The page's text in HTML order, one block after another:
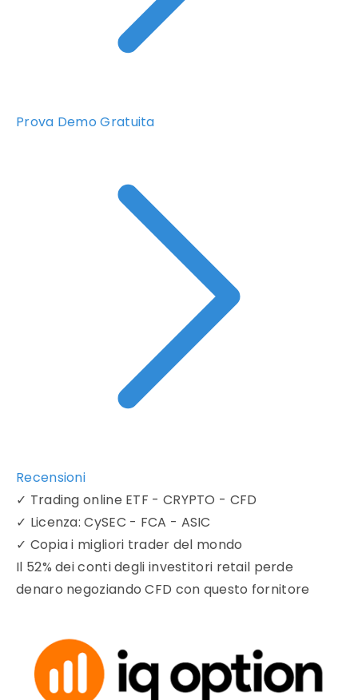
Prova Demo Gratuita
Recensioni
✓ Trading online ETF - CRYPTO - CFD
✓ Licenza: CySEC - FCA - ASIC
✓ Copia i migliori trader del mondo
Il 52% dei conti degli investitori retail perde
denaro negoziando CFD con questo fornitore